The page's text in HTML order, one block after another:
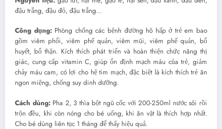
đậu trắng, đậu đỏ, đậu trắng…
Công dụng:Phòng chống các bệnh đường hô hấp ở trẻ em bao
gồm viêm phổi, viêm phế quản, viêm mũi, viêm phế quản, bổ
huyết, bổ thận. Kích thích phát triển và hoàn thiện chức năng thị
giác, cung cấp vitamin C, giúp ổn định mạch máu của trẻ, giảm
chảy máu cam, có lợi cho hệ tim mạch, đặc biệt là kích thích trẻ ăn
ngon miệng, chống suy dinh dưỡng.
Cách dùng:Pha 2, 3 thìa bột ngũ cốc với 200-250ml nước sôi rồi
trộn đều, khi còn nóng cho bé uống, khi ăn vặt là thích hợp nhất.
Cho bé dùng liên tục 1 tháng để thấy hiệu quả.